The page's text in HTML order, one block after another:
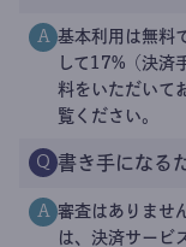
A 基本利用は無料
して17%（決
料をいただいて
覧ください。
Q 書き手になる
A 審査はありませ
は、決済サービ